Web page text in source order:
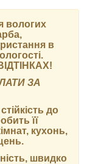
вологих
в
!
ЗА
до
її
кухонь,
швидко